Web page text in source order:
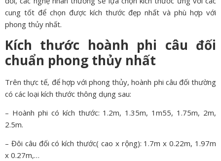
cung tốt để chọn được kích thước đẹp nhất và phù hợp với
phong thủy nhất.
Kích thước hoành phi câu đối
chuẩn phong thủy nhất
Trên thực tế, để hợp với phong thủy, hoành phi câu đối thường
có các loại kích thước thông dụng sau:
– Hoành phi có kích thước: 1.2m, 1.35m, 1m55, 1.75m, 2m,
2.5m.
– Đôi câu đối có kích thước( cao x rộng): 1.7m x 0.22m, 1.97m
x 0.27m,…